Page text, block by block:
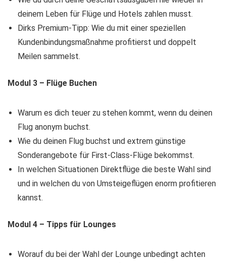
deinem Leben für Flüge und Hotels zahlen musst.
Dirks Premium-Tipp: Wie du mit einer speziellen
Kundenbindungsmaßnahme profitierst und doppelt
Meilen sammelst.
Modul 3 – Flüge Buchen
Warum es dich teuer zu stehen kommt, wenn du deinen
Flug anonym buchst.
Wie du deinen Flug buchst und extrem günstige
Sonderangebote für First-Class-Flüge bekommst.
In welchen Situationen Direktflüge die beste Wahl sind
und in welchen du von Umsteigeflügen enorm profitieren
kannst.
Modul 4 – Tipps für Lounges
Worauf du bei der Wahl der Lounge unbedingt achten